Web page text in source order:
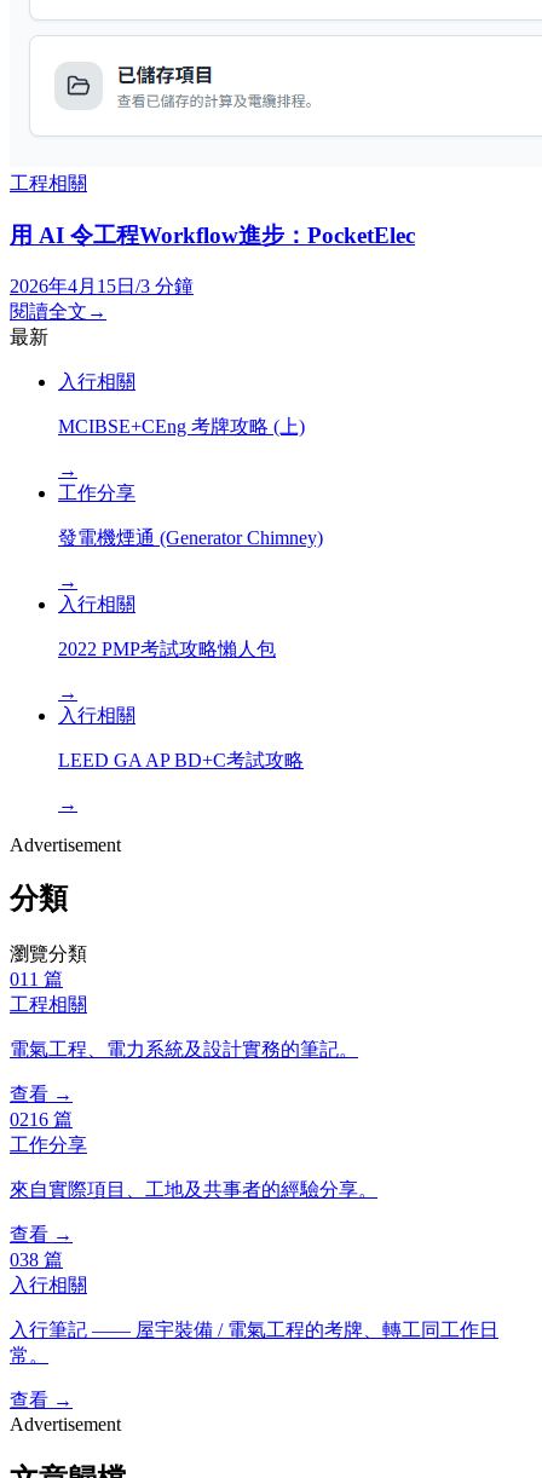
工程相關
用 AI 令工程Workflow進步：PocketElec
2026年4月15日 /3 分鐘
閱讀全文 →
最新
入行相關
MCIBSE+CEng 考牌攻略 (上)
→
工作分享
發電機煙通 (Generator Chimney)
→
入行相關
2022 PMP考試攻略懶人包
→
入行相關
LEED GA AP BD+C考試攻略
→
Advertisement
分類
瀏覽分類
01 1 篇
工程相關
電氣工程、電力系統及設計實務的筆記。
查看 →
0216 篇
工作分享
來自實際項目、工地及共事者的經驗分享。
查看 →
038 篇
入行相關
入行筆記 —— 屋宇裝備 / 電氣工程的考牌、轉工同工作日
常。
查看 →
Advertisement